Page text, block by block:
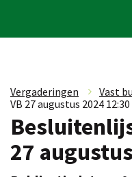
Vergaderingen » Vast
VB 27 augustus 2024
27